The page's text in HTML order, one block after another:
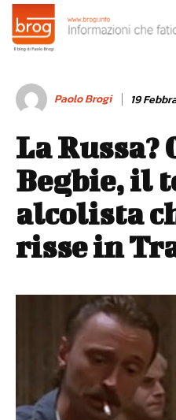
Paolo Brogi 19
La Russa?
Begbie, il
alcolista
risse in